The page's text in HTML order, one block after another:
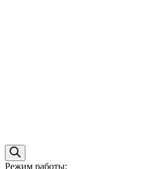
Режим работы: